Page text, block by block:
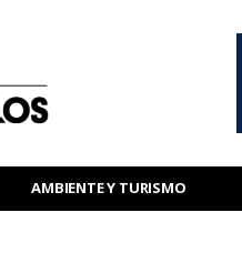
AMBIENTE Y TURISMO